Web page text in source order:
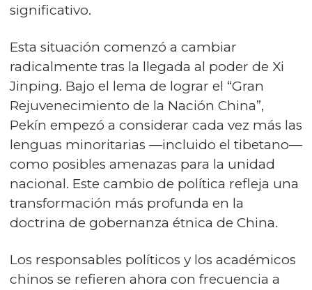
significativo.
Esta situación comenzó a cambiar
radicalmente tras la llegada al poder de Xi
Jinping. Bajo el lema de lograr el “Gran
Rejuvenecimiento de la Nación China”,
Pekín empezó a considerar cada vez más las
lenguas minoritarias —incluido el tibetano—
como posibles amenazas para la unidad
nacional. Este cambio de política refleja una
transformación más profunda en la
doctrina de gobernanza étnica de China.
Los responsables políticos y los académicos
chinos se refieren ahora con frecuencia a